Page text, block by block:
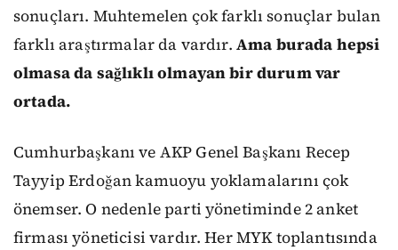
sonuçları. Muhtemelen çok farklı sonuçlar bulan
farklı araştırmalar da vardır. Ama burada hepsi
olmasa da sağlıklı olmayan bir durum var
ortada.
Cumhurbaşkanı ve AKP Genel Başkanı Recep
Tayyip Erdoğan kamuoyu yoklamalarını çok
önemser. O nedenle parti yönetiminde 2 anket
firması yöneticisi vardır. Her MYK toplantısında